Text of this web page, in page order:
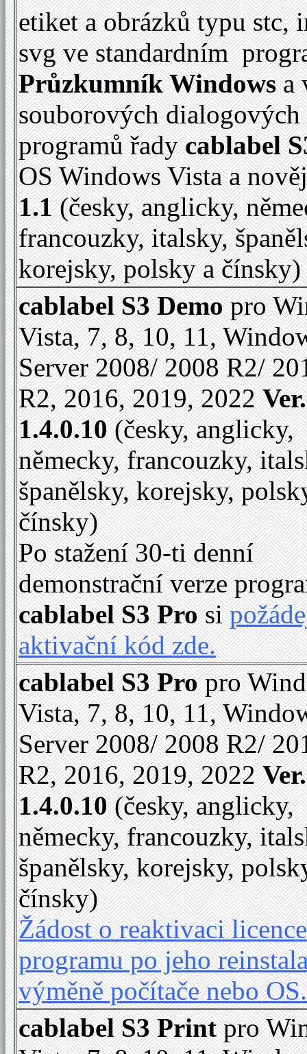
etiket a obrázků typu stc,
svg ve standardním
Průzkumník Windowsa
souborových dialogových
programů řadycablabel
OS Windows Vista a
1.1(česky, anglicky,
francouzky, italsky,
korejsky, polsky a čínsky)
cablabel S3 Demopro
Vista, 7, 8, 10, 11,
Server 2008/ 2008 R2/
R2, 2016, 2019, 2022Ver.
1.4.0.10(česky, anglicky,
německy, francouzky,
španělsky, korejsky,
čínsky)
Po stažení 30-ti denní
demonstrační verze
cablabel S3 Prosi
aktivační kód zde.
cablabel S3 Propro
Vista, 7, 8, 10, 11,
Server 2008/ 2008 R2/
R2, 2016, 2019, 2022Ver.
1.4.0.10(česky, anglicky,
německy, francouzky,
španělsky, korejsky,
čínsky)
Žádost o reaktivaci licence
programu po jeho
výměně počítače nebo
cablabel S3 Printpro